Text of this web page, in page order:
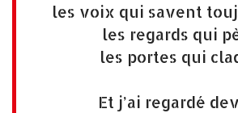
les voix qui savent
les regards qui
les portes qui
Et j’ai regardé